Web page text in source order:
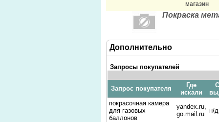
магазин
Покраска
Дополнительно
Запросы покупателей
Запрос покупателя
Где
искали
покрасочная камера
для газовых
баллонов
yandex.ru,
go.mail.ru
н/д